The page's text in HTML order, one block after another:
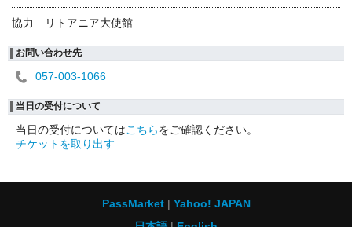
協力 リトアニア大使館
お問い合わせ先
057-003-1066
当日の受付について
当日の受付についてはこちらをご確認ください。
チケットを取り出す
PassMarket
Yahoo! JAPAN